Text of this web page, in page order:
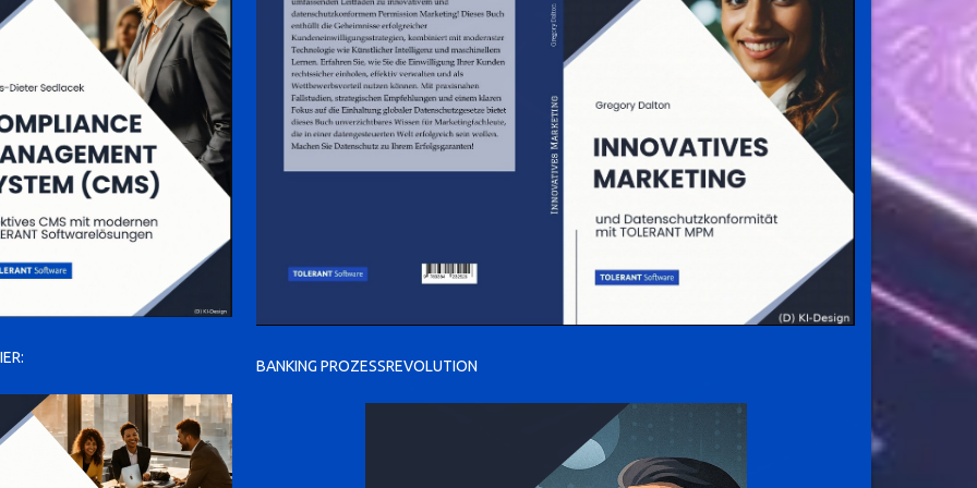
BANKING PROZESSREVOLUTION